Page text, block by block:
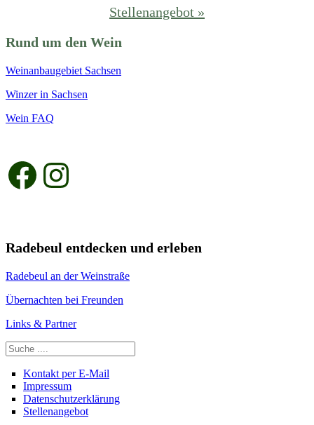
Stellenangebot »
Rund um den Wein
Weinanbaugebiet Sachsen
Winzer in Sachsen
Wein FAQ
Facebook Instagram
Radebeul entdecken und erleben
Radebeul an der Weinstraße
Übernachten bei Freunden
Links & Partner
Suchen
Kontakt per E-Mail
Impressum
Datenschutzerklärung
Stellenangebot